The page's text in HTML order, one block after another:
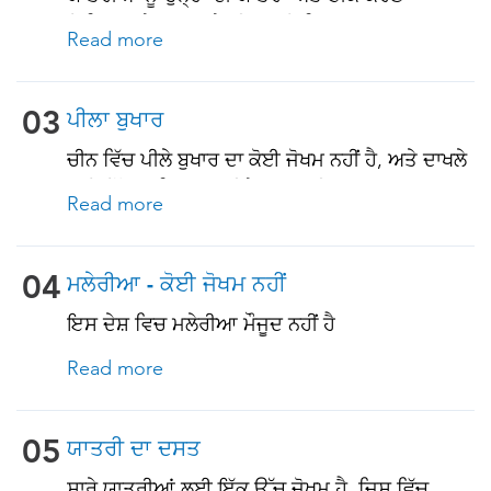
ਪੁਰਾਣੀਆਂ ਬਿਮਾਰੀਆਂ ਜਾਂ ਇਮਯੂਨੋਕਮਪ੍ਰੋਮਸ ਸਥਿਤੀਆਂ
ਵਾਲੇ)
ਇਤਿਹਾਸ ਦੇ ਅਧਾਰ ਤੇ ਚੀਨ ਲਈ ਤਿਆਰ ਯਾਤਰਾ ਨਾਲ
Read more
03 ਪੀਲਾ ਬੁਖਾਰ
ਚੀਨ ਵਿੱਚ ਪੀਲੇ ਬੁਖਾਰ ਦਾ ਕੋਈ ਜੋਖਮ ਨਹੀਂ ਹੈ, ਅਤੇ ਦਾਖਲੇ
ਲਈ ਇੱਕ ਅਧਿਕਾਰਤ ਪੀਲੇ ਬੁਖਾਰ ਟੀਕਾਕਰਨ
ਅਜਿਹੇ ਦੇਸ਼ ਤੋਂ ਆ ਰਹੇ ਹੋ ਜਿੱਥੇ ਪੀਲਾ ਬੁਖਾਰ ਮੌਜੂਦ ਹੈ, ਤਾਂ
ਤੁਹਾਨੂੰ ਟੀਕਾਕਰਣ ਦੇ ਸਬੂਤ ਦੀ ਜ਼ਰੂਰਤ ਹੋ ਸਕਦੀ ਹੈ. ਵਧੇਰੇ
ਵੇਰਵਿਆਂ ਲਈ ਸਾਡੇ ਮਾਹਰਾਂ ਨਾਲ ਸਲਾਹ ਕਰੋ.
Read more
04 ਮਲੇਰੀਆ - ਕੋਈ ਜੋਖਮ ਨਹੀਂ
ਇਸ ਦੇਸ਼ ਵਿਚ ਮਲੇਰੀਆ ਮੌਜੂਦ ਨਹੀਂ ਹੈ
Read more
05 ਯਾਤਰੀ ਦਾ ਦਸਤ